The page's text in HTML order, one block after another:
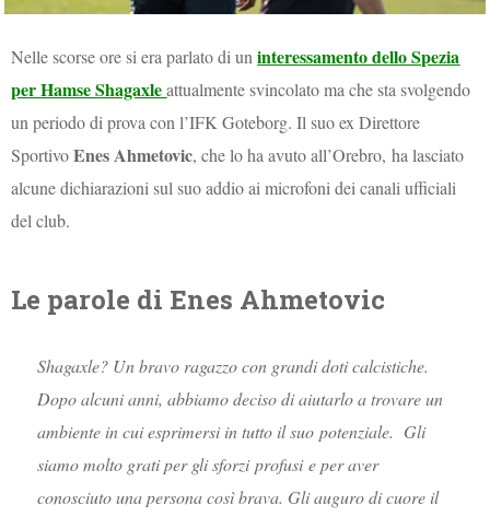
Nelle scorse ore si era parlato di uninteressamento dello Spezia
per Hamse Shagaxleattualmente svincolato ma che sta svolgendo
un periodo di prova con l’IFK Goteborg. Il suo ex Direttore
SportivoEnes Ahmetovic, che lo ha avuto all’Orebro, ha lasciato
alcune dichiarazioni sul suo addio ai microfoni dei canali ufficiali
del club.
Le parole di Enes Ahmetovic
Shagaxle? Un bravo ragazzo con grandi doti calcistiche.
Dopo alcuni anni, abbiamo deciso di aiutarlo a trovare un
ambiente in cui esprimersi in tutto il suo potenziale. Gli
siamo molto grati per gli sforziprofusie per aver
conosciuto una persona così brava. Gli auguro di cuore il